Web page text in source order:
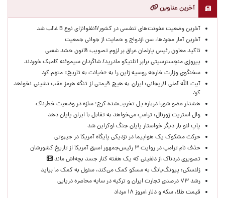
آخرین عناوین
آخرین وضعیت عفونت‌های تنفسی در کشور/آنفلوانزای نوع B غالب شد
آخرین آمار مجردها، سن ازدواج و حمایت از جوانی جمعیت
تاکید معاون رئیس پارلمان عراق بر لزوم تصویب قانون حشد شعبی
پیروزی منچسترسیتی برابر اتلتیکو مادرید/ شاگردان سیموئنه کامبک خوردند
سخنگوی وزارت خارجه روسیه ژاپن را به «خیانت به تاریخ» متهم کرد
آیت الله آملی لاریجانی: ایران به هیچ قیمتی از تنگه هرمز عقب نشینی نخواهد
کرد
هشدار عضو شورا درباره پل تخریب‌شده کرج؛ سازه در وضعیت خطرناک
وال‌ استریت ژورنال: ترامپ می‌خواهد به تقابل با ایران پایان دهد
پاپ لئو بار دیگر خواستار پایان جنگ اوکراین شد
حرکت مشکوک یک هواپیما در نزدیکی پایگاه آمریکا در جیبوتی
حذف نام ترامپ در روایت ۳ رئیس‌جمهور اسبق آمریکا از تاریخ کشورشان
تصویری دردناک از دلفینی که یک هفته کنار جسد بچه‌اش ماند
زلنسکی: پیونگ‌یانگ به مسکو کمک می‌کند، سئول به کمک ما بیاید
رشد ۷۳ درصدی تجارت ایران و ترکیه در سایه محاصره دریایی
قیمت طلا، سکه و دلار امروز ۱۸ مرداد